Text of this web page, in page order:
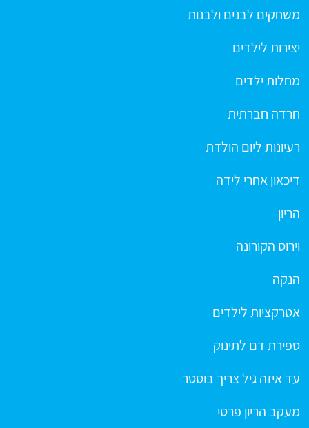
משחקים לבנים ולבנות
יצירות לילדים
מחלות ילדים
חרדה חברתית
רעיונות ליום הולדת
דיכאון אחרי לידה
הריון
וירוס הקורונה
הנקה
אטרקציות לילדים
ספירת דם לתינוק
עד איזה גיל צריך בוסטר
מעקב הריון פרטי